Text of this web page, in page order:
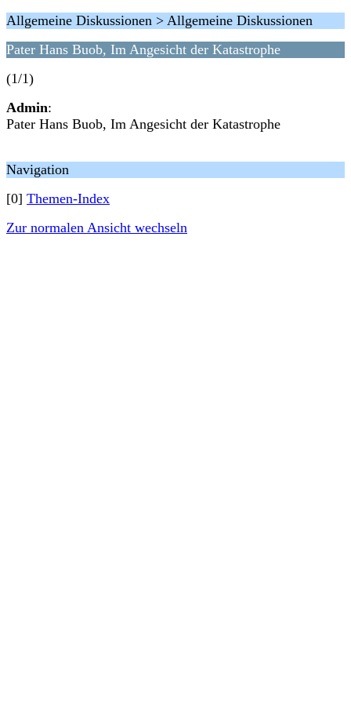
Allgemeine Diskussionen > Allgemeine Diskussionen
Pater Hans Buob, Im Angesicht der Katastrophe
(1/1)
Admin:
Pater Hans Buob, Im Angesicht der Katastrophe
Navigation
[0] Themen-Index
Zur normalen Ansicht wechseln